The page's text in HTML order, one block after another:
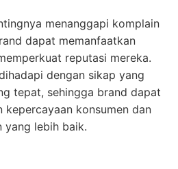
menanggapi komplain
dapat memanfaatkan
reputasi mereka.
dengan sikap yang
tepat, sehingga brand dapat
konsumen dan
yang lebih baik.